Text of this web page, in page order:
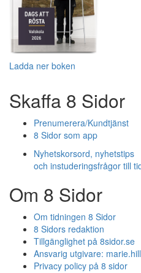
Ladda ner boken
Skaffa 8 Sidor
Prenumerera/Kundtjänst
8 Sidor som app
Nyhetskorsord, nyhetstips
och instuderingsfrågor till
Om 8 Sidor
Om tidningen 8 Sidor
8 Sidors redaktion
Tillgänglighet på 8sidor.se
Ansvarig utgivare:
Privacy policy på 8 sidor